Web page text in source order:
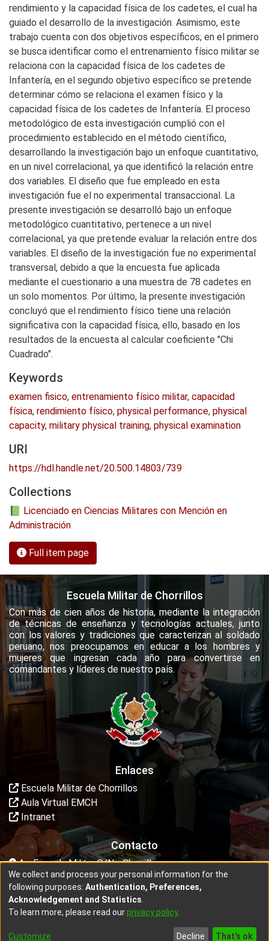
rendimiento y la capacidad física de los cadetes, el cual ha
guiado el desarrollo de la investigación. Asimismo, este
trabajo cuenta con dos objetivos específicos; en el primero
se busca identificar como el entrenamiento físico militar se
relaciona con la capacidad física de los cadetes de
Infantería, en el segundo objetivo específico se pretende
determinar cómo se relaciona el examen físico y la
capacidad física de los cadetes de Infantería. El proceso
metodológico de esta investigación cumplió con el
procedimiento establecido en el método científico,
desarrollando la investigación bajo un enfoque cuantitativo,
en un nivel correlacional, ya que identificó la relación entre
dos variables. El diseño que fue empleado en esta
investigación fue el no experimental transaccional. La
presente investigación se desarrolló bajo un enfoque
metodológico cuantitativo, pertenece a un nivel
correlacional, ya que pretende evaluar la relación entre dos
variables. El diseño de la investigación fue no experimental
transversal, debido a que la encuesta fue aplicada
mediante el cuestionario a una muestra de 78 cadetes en
un solo momentos. Por último, la presente investigación
concluyó que el rendimiento físico tiene una relación
significativa con la capacidad física, ello, basado en los
resultados de la encuesta al calcular coeficiente "Chi
Cuadrado".
Keywords
examen fisico, entrenamiento físico militar, capacidad
física, rendimiento físico, physical performance, physical
capacity, military physical training, physical examination
URI
https://hdl.handle.net/20.500.14803/739
Collections
📗 Licenciado en Ciencias Militares con Mención en
Administración
Full item page
Escuela Militar de Chorrillos
Con más de cien años de historia, mediante la integración
de técnicas de enseñanza y tecnologías actuales, junto
con los valores y tradiciones que caracterizan al soldado
peruano, nos preocupamos en educar a los hombres y
mujeres que ingresan cada año para convertirse en
comandantes y líderes de nuestro país.
Enlaces
Escuela Militar de Chorrillos
Aula Virtual EMCH
Intranet
Contacto
Av. Escuela Militar S/N - Chorrillos
dptodeinvestigacion@escuelamilitar.edu.pe
copyright © 2002-2026 - Diseñado porIntekta
We collect and process your personal information for the
following purposes: Authentication, Preferences,
Acknowledgement and Statistics
To learn more, please read ourprivacy policy.
Customize Decline That's ok